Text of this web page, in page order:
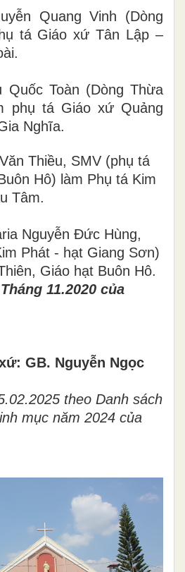
Quang Vinh (Dòng
tá Giáo xứ Tân Lập –
Quốc Toàn (Dòng Thừa
phụ tá Giáo xứ Quảng
Nghĩa.
Thiều, SMV (phụ tá
Hô) làm Phụ tá Kim
Tâm.
Nguyễn Đức Hùng,
Phát - hạt Giang Sơn)
Giáo hạt Buôn Hô.
11.2020 của
GB. Nguyễn Ngọc
theo Danh sách
mục năm 2024 của